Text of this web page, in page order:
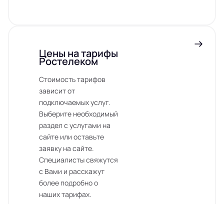
Цены на тарифы
Ростелеком
Стоимость тарифов
зависит от
подключаемых услуг.
Выберите необходимый
раздел с услугами на
сайте или оставьте
заявку на сайте.
Специалисты свяжутся
с Вами и расскажут
более подробно о
наших тарифах.